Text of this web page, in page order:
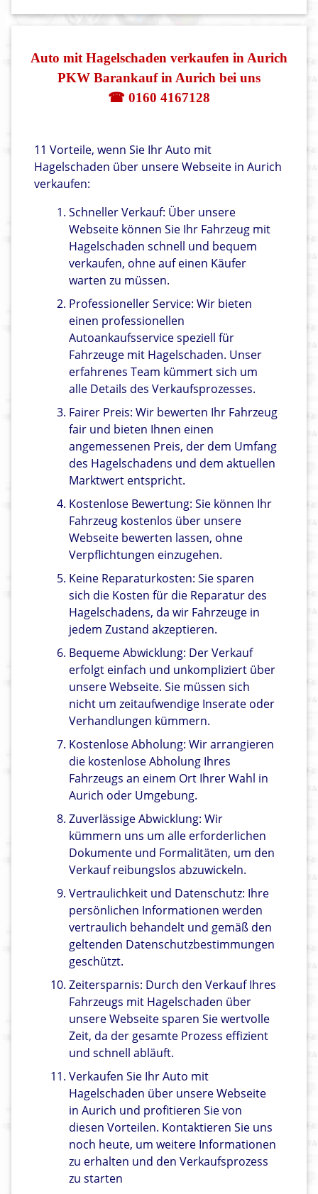
Auto mit Hagelschaden verkaufen in Aurich
PKW Barankauf in Aurich bei uns
☎ 0160 4167128
11 Vorteile, wenn Sie Ihr Auto mit
Hagelschaden über unsere Webseite in Aurich
verkaufen:
Schneller Verkauf: Über unsere
Webseite können Sie Ihr Fahrzeug mit
Hagelschaden schnell und bequem
verkaufen, ohne auf einen Käufer
warten zu müssen.
Professioneller Service: Wir bieten
einen professionellen
Autoankaufsservice speziell für
Fahrzeuge mit Hagelschaden. Unser
erfahrenes Team kümmert sich um
alle Details des Verkaufsprozesses.
Fairer Preis: Wir bewerten Ihr Fahrzeug
fair und bieten Ihnen einen
angemessenen Preis, der dem Umfang
des Hagelschadens und dem aktuellen
Marktwert entspricht.
Kostenlose Bewertung: Sie können Ihr
Fahrzeug kostenlos über unsere
Webseite bewerten lassen, ohne
Verpflichtungen einzugehen.
Keine Reparaturkosten: Sie sparen
sich die Kosten für die Reparatur des
Hagelschadens, da wir Fahrzeuge in
jedem Zustand akzeptieren.
Bequeme Abwicklung: Der Verkauf
erfolgt einfach und unkompliziert über
unsere Webseite. Sie müssen sich
nicht um zeitaufwendige Inserate oder
Verhandlungen kümmern.
Kostenlose Abholung: Wir arrangieren
die kostenlose Abholung Ihres
Fahrzeugs an einem Ort Ihrer Wahl in
Aurich oder Umgebung.
Zuverlässige Abwicklung: Wir
kümmern uns um alle erforderlichen
Dokumente und Formalitäten, um den
Verkauf reibungslos abzuwickeln.
Vertraulichkeit und Datenschutz: Ihre
persönlichen Informationen werden
vertraulich behandelt und gemäß den
geltenden Datenschutzbestimmungen
geschützt.
Zeitersparnis: Durch den Verkauf Ihres
Fahrzeugs mit Hagelschaden über
unsere Webseite sparen Sie wertvolle
Zeit, da der gesamte Prozess effizient
und schnell abläuft.
Verkaufen Sie Ihr Auto mit
Hagelschaden über unsere Webseite
in Aurich und profitieren Sie von
diesen Vorteilen. Kontaktieren Sie uns
noch heute, um weitere Informationen
zu erhalten und den Verkaufsprozess
zu starten